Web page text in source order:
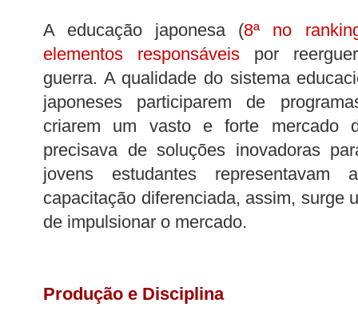
A educação japonesa (8ª no
elementos responsáveispor
guerra. A qualidade do sistema
japoneses participarem de
criarem um vasto e forte mercado
precisava de soluções inovadoras
jovens estudantes
capacitação diferenciada, assim, surge
de impulsionar o mercado.
Produção e Disciplina